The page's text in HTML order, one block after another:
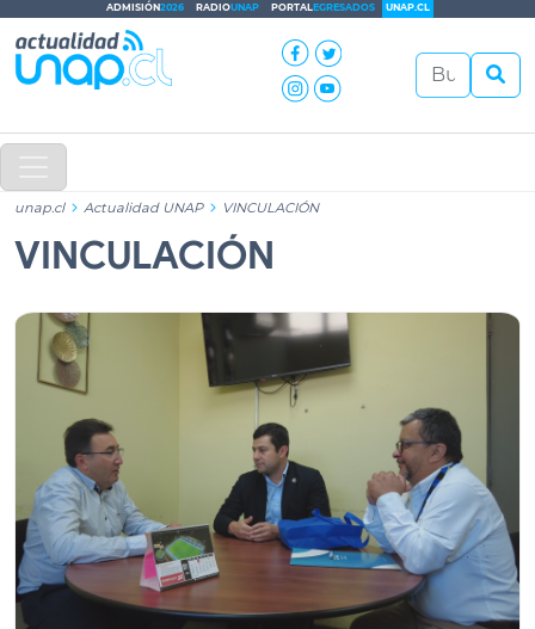
ADMISIÓN2026 RADIOUNAP PORTALEGRESADOS UNAP.CL
unap.cl Actualidad UNAP VINCULACIÓN
VINCULACIÓN